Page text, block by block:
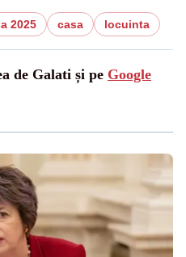
2025 casa locuinta
de Galati și pe Google